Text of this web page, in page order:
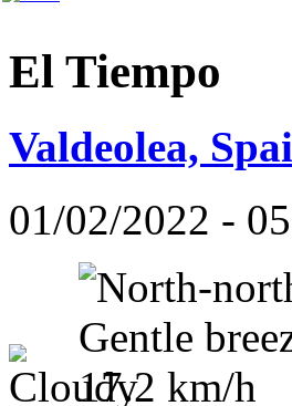
El Tiempo
Valdeolea,
01/02/2022 -